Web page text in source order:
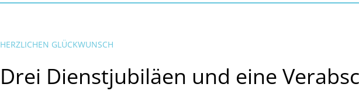
HERZLICHEN GLÜCKWUNSCH
Drei Dienstjubiläen und eine